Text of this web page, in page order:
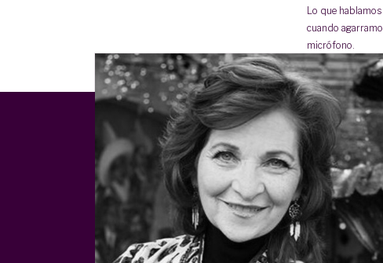
Lo que hablamos
cuando
micrófono.